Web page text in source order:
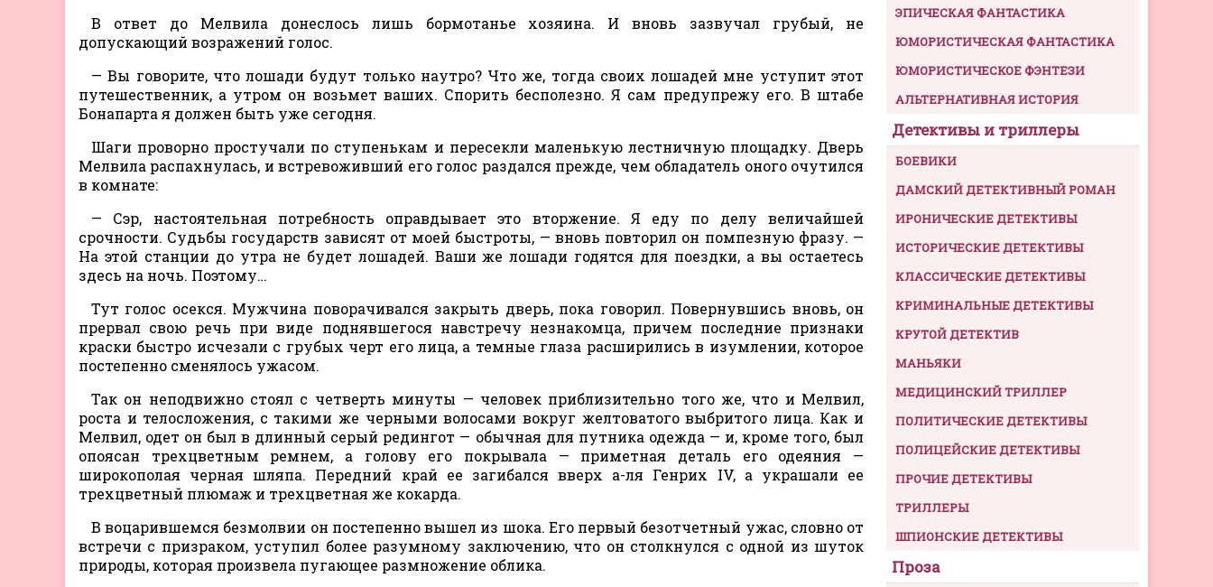
В ответ до Мелвила донеслось лишь бормотанье хозяина. И вновь зазвучал грубый, не
допускающий возражений голос.
— Вы говорите, что лошади будут только наутро? Что же, тогда своих лошадей мне уступит этот
путешественник, а утром он возьмет ваших. Спорить бесполезно. Я сам предупрежу его. В штабе
Бонапарта я должен быть уже сегодня.
Шаги проворно простучали по ступенькам и пересекли маленькую лестничную площадку. Дверь
Мелвила распахнулась, и встревоживший его голос раздался прежде, чем обладатель оного очутился
в комнате:
— Сэр, настоятельная потребность оправдывает это вторжение. Я еду по делу величайшей
срочности. Судьбы государств зависят от моей быстроты, — вновь повторил он помпезную фразу. —
На этой станции до утра не будет лошадей. Ваши же лошади годятся для поездки, а вы остаетесь
здесь на ночь. Поэтому…
Тут голос осекся. Мужчина поворачивался закрыть дверь, пока говорил. Повернувшись вновь, он
прервал свою речь при виде поднявшегося навстречу незнакомца, причем последние признаки
краски быстро исчезали с грубых черт его лица, а темные глаза расширились в изумлении, которое
постепенно сменялось ужасом.
Так он неподвижно стоял с четверть минуты — человек приблизительно того же, что и Мелвил,
роста и телосложения, с такими же черными волосами вокруг желтоватого выбритого лица. Как и
Мелвил, одет он был в длинный серый редингот — обычная для путника одежда — и, кроме того, был
опоясан трехцветным ремнем, а голову его покрывала — приметная деталь его одеяния —
широкополая черная шляпа. Передний край ее загибался вверх а-ля Генрих IV, а украшали ее
трехцветный плюмаж и трехцветная же кокарда.
В воцарившемся безмолвии он постепенно вышел из шока. Его первый безотчетный ужас, словно от
встречи с призраком, уступил более разумному заключению, что он столкнулся с одной из шуток
природы, которая произвела пугающее размножение облика.
ЭПИЧЕСКАЯ ФАНТАСТИКА
ЮМОРИСТИЧЕСКАЯ ФАНТАСТИКА
ЮМОРИСТИЧЕСКОЕ ФЭНТЕЗИ
АЛЬТЕРНАТИВНАЯ ИСТОРИЯ
Детективы и триллеры
БОЕВИКИ
ДАМСКИЙ ДЕТЕКТИВНЫЙ РОМАН
ИРОНИЧЕСКИЕ ДЕТЕКТИВЫ
ИСТОРИЧЕСКИЕ ДЕТЕКТИВЫ
КЛАССИЧЕСКИЕ ДЕТЕКТИВЫ
КРИМИНАЛЬНЫЕ ДЕТЕКТИВЫ
КРУТОЙ ДЕТЕКТИВ
МАНЬЯКИ
МЕДИЦИНСКИЙ ТРИЛЛЕР
ПОЛИТИЧЕСКИЕ ДЕТЕКТИВЫ
ПОЛИЦЕЙСКИЕ ДЕТЕКТИВЫ
ПРОЧИЕ ДЕТЕКТИВЫ
ТРИЛЛЕРЫ
ШПИОНСКИЕ ДЕТЕКТИВЫ
Проза